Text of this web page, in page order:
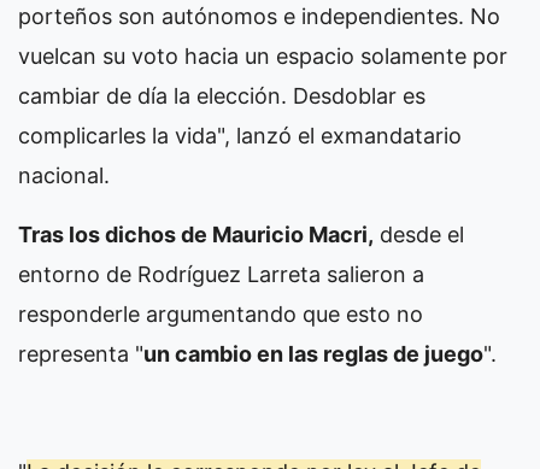
porteños son autónomos e independientes. No
vuelcan su voto hacia un espacio solamente por
cambiar de día la elección. Desdoblar es
complicarles la vida", lanzó el exmandatario
nacional.
Tras los dichos de Mauricio Macri, desde el
entorno de Rodríguez Larreta salieron a
responderle argumentando que esto no
representa "un cambio en las reglas de juego".